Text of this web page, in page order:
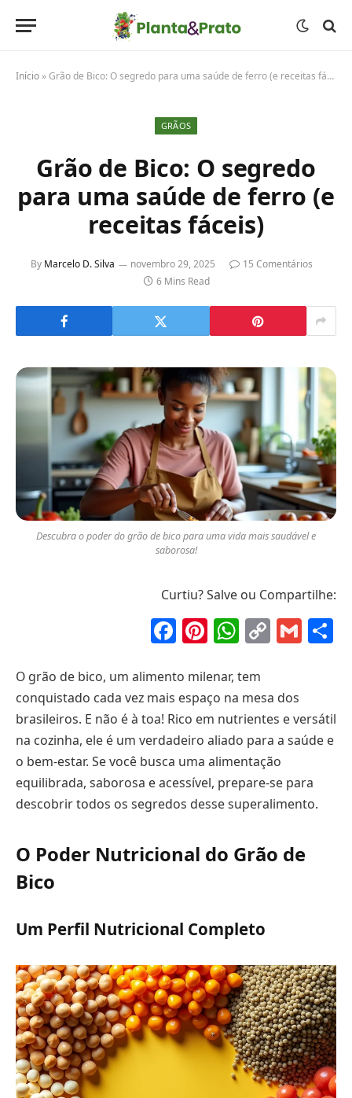
Início »Grão de Bico: O segredo para uma saúde de ferro (e receitas fáceis)
GRÃOS
Grão de Bico: O segredo
para uma saúde de ferro (e
receitas fáceis)
By Marcelo D. Silva novembro 29, 2025
15 Comentários
6 Mins Read
Descubra o poder do grão de bico para uma vida mais saudável e
saborosa!
Curtiu? Salve ou Compartilhe:
Facebook
Pinterest
Copy
O grão de bico, um alimento milenar, tem
conquistado cada vez mais espaço na mesa dos
brasileiros. E não é à toa! Rico em nutrientes e versátil
na cozinha, ele é um verdadeiro aliado para a saúde e
o bem-estar. Se você busca uma alimentação
equilibrada, saborosa e acessível, prepare-se para
descobrir todos os segredos desse superalimento.
O Poder Nutricional do Grão de
Bico
Um Perfil Nutricional Completo